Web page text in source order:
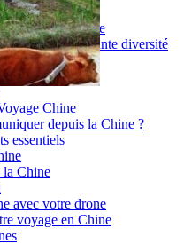
ciel
voir le monde
: une étonnante diversité
Chine
en Chine
Chine
depuis la Chine ?
essentiels
la Chine
avec votre drone
voyage en Chine